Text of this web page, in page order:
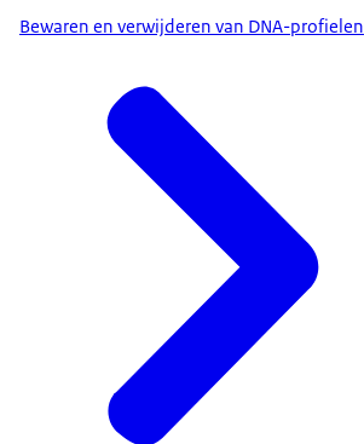
Bewaren en verwijderen van DNA-profielen